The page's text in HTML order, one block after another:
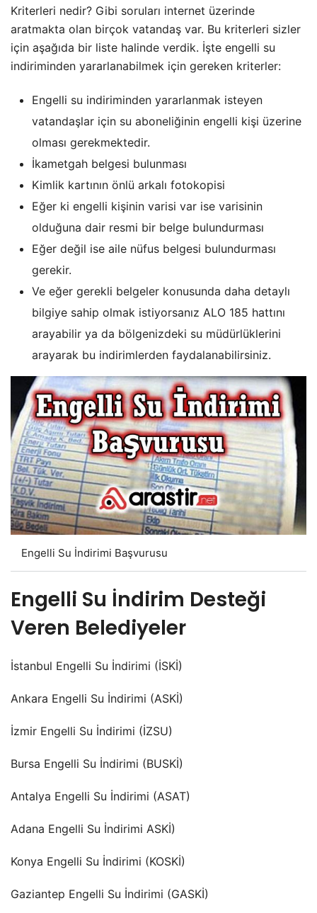
Kriterleri nedir? Gibi soruları internet üzerinde
aratmakta olan birçok vatandaş var. Bu kriterleri sizler
için aşağıda bir liste halinde verdik. İşte engelli su
indiriminden yararlanabilmek için gereken kriterler:
Engelli su indiriminden yararlanmak isteyen
vatandaşlar için su aboneliğinin engelli kişi üzerine
olması gerekmektedir.
İkametgah belgesi bulunması
Kimlik kartının önlü arkalı fotokopisi
Eğer ki engelli kişinin varisi var ise varisinin
olduğuna dair resmi bir belge bulundurması
Eğer değil ise aile nüfus belgesi bulundurması
gerekir.
Ve eğer gerekli belgeler konusunda daha detaylı
bilgiye sahip olmak istiyorsanız ALO 185 hattını
arayabilir ya da bölgenizdeki su müdürlüklerini
arayarak bu indirimlerden faydalanabilirsiniz.
Engelli Su İndirimi Başvurusu
Engelli Su İndirim Desteği
Veren Belediyeler
İstanbul Engelli Su İndirimi (İSKİ)
Ankara Engelli Su İndirimi (ASKİ)
İzmir Engelli Su İndirimi (İZSU)
Bursa Engelli Su İndirimi (BUSKİ)
Antalya Engelli Su İndirimi (ASAT)
Adana Engelli Su İndirimi ASKİ)
Konya Engelli Su İndirimi (KOSKİ)
Gaziantep Engelli Su İndirimi (GASKİ)